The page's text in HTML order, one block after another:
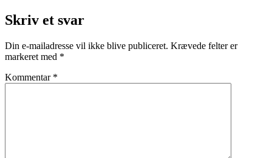
Skriv et svar
Din e-mailadresse vil ikke blive publiceret. Krævede felter er
markeret med *
Kommentar *